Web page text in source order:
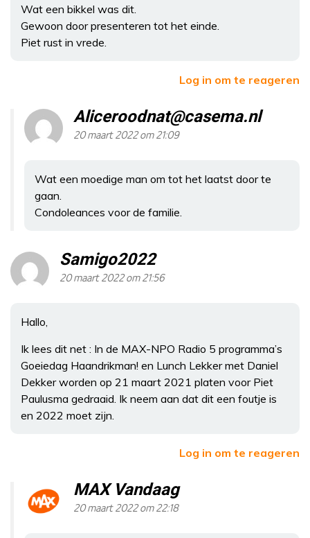
Wat een bikkel was dit.
Gewoon door presenteren tot het einde.
Piet rust in vrede.
Log in om te reageren
Aliceroodnat@casema.nl
20 maart 2022 om 21:09
Wat een moedige man om tot het laatst door te
gaan.
Condoleances voor de familie.
Samigo2022
20 maart 2022 om 21:56
Hallo,
Ik lees dit net : In de MAX-NPO Radio 5 programma’s
Goeiedag Haandrikman! en Lunch Lekker met Daniel
Dekker worden op 21 maart 2021 platen voor Piet
Paulusma gedraaid. Ik neem aan dat dit een foutje is
en 2022 moet zijn.
Log in om te reageren
MAX Vandaag
20 maart 2022 om 22:18